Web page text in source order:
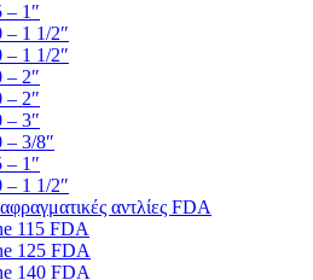
– 1″
– 1 1/2″
– 1 1/2″
– 2″
– 2″
– 3″
– 3/8″
– 1″
– 1 1/2″
αντλίες FDA
115 FDA
125 FDA
140 FDA